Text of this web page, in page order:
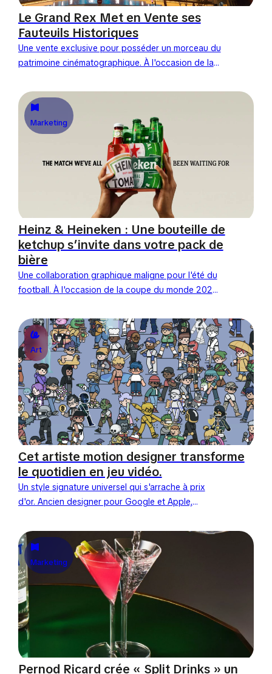
Le Grand Rex Met en Vente ses
Fauteuils Historiques
Une vente exclusive pour posséder un morceau du
patrimoine cinématographique. À l'occasion de la
le célèbre cinéma parisien...
Marketing
Heinz & Heineken : Une bouteille de
ketchup s’invite dans votre pack de
bière
Une collaboration graphique maligne pour l'été du
football. À l'occasion de la coupe du monde 2026,
surprenante de simplicité....
Art
Cet artiste motion designer transforme
le quotidien en jeu vidéo.
Un style signature universel qui s'arrache à prix
d'or. Ancien designer pour Google et Apple,
une voix majeure de...
Marketing
Pernod Ricard crée « Split Drinks » un